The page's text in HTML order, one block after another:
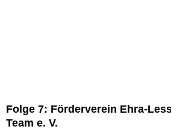
Folge 7: Förderverein Ehra-
Team e. V.